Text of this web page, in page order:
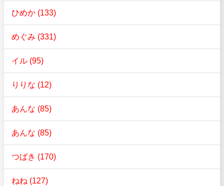
ひめか (133)
めぐみ (331)
イル (95)
りりな (12)
あんな (85)
あんな (85)
つばき (170)
ねね (127)